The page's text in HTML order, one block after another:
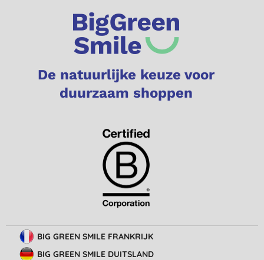
De natuurlijke keuze voor
duurzaam shoppen
BIG GREEN SMILE FRANKRIJK
BIG GREEN SMILE DUITSLAND